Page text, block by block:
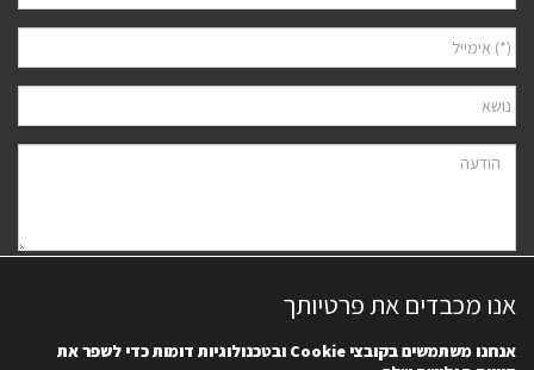
הפרטיותשל האתר. ידוע לי שאוכל לבטל את הרישום בכל עת.
אנו מכבדים את פרטיותך
אנחנו משתמשים בקובציCookie ובטכנולוגיות דומות כדי לשפר את